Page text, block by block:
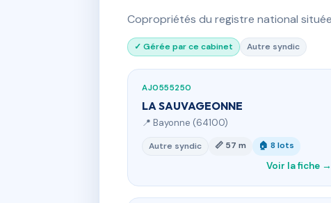
Copropriétés du registre national
✓ Gérée par ce cabinet Autre syndic
AJ0555250
LA SAUVAGEONNE
📍 Bayonne (64100)
Autre syndic 📏 57 m 🏠 8 lots
Voir la fiche →